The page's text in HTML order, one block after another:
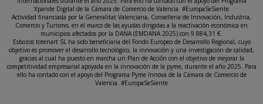
Xpande Digital de la Cámara de Comercio de Valencia. #EuropaSeSiente
Actividad financiada por la Generalitat Valenciana, Conselleria de Innovación, Industria,
Comercio y Turismo, en el marco de las ayudas dirigidas a la reactivación económica en
municipios afectados por la DANA (EMDANA 2025) con 9.884,31 €.
Esbozos totenart SL ha sido beneficiaria del Fondo Europeo de Desarrollo Regional, cuyo
objetivo es promover el desarrollo tecnológico, la innovación y una investigación de calidad,
gracias al cual ha puesto en marcha un Plan de Acción con el objetivo de mejorar la
competitividad empresarial apoyada en la innovación de la pyme, durante el año 2025. Para
ello ha contado con el apoyo del Programa Pyme Innova de la Cámara de Comercio de
Valencia. #EuropaSeSiente